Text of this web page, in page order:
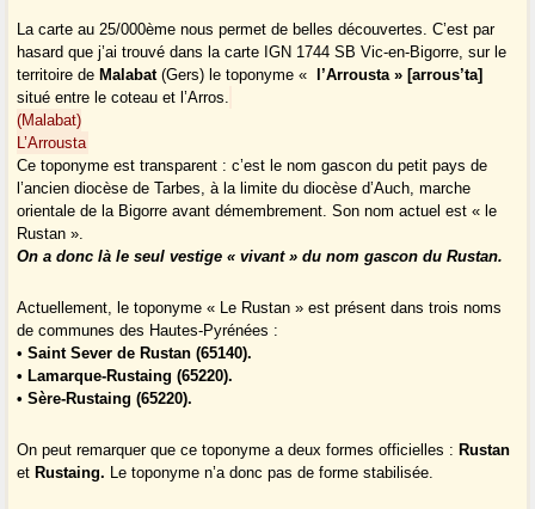
La carte au 25/000ème nous permet de belles découvertes. C’est par
hasard que j’ai trouvé dans la carte IGN 1744 SB Vic-en-Bigorre, sur le
territoire de Malabat(Gers) le toponyme «
l’Arrousta » [arrous’ta]
situé entre le coteau et l’Arros.
(Malabat)
L’Arrousta
Ce toponyme est transparent : c’est le nom gascon du petit pays de
l’ancien diocèse de Tarbes, à la limite du diocèse d’Auch, marche
orientale de la Bigorre avant démembrement. Son nom actuel est « le
Rustan ».
On a donc là le seul vestige « vivant » du nom gascon du Rustan.
Actuellement, le toponyme « Le Rustan » est présent dans trois noms
de communes des Hautes-Pyrénées :
•Saint Sever de Rustan (65140).
• Lamarque-Rustaing (65220).
• Sère-Rustaing (65220).
On peut remarquer que ce toponyme a deux formes officielles : Rustan
et Rustaing. Le toponyme n’a donc pas de forme stabilisée.